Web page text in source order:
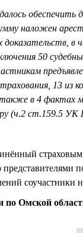
наложен
в
50
13 из
в 4 фактах
(ч.2 ст.159.5
соучастники
Омской